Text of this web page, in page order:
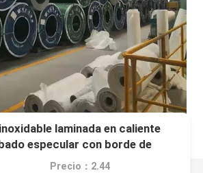
laminada en caliente
especular con borde de
de PVC común
Precio：2.44